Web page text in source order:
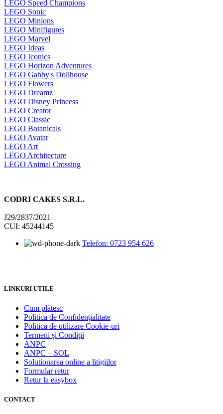
LEGO Speed Champions
LEGO Sonic
LEGO Minions
LEGO Minifigures
LEGO Marvel
LEGO Ideas
LEGO Iconics
LEGO Horizon Adventures
LEGO Gabby's Dollhouse
LEGO Flowers
LEGO Dreamz
LEGO Disney Princess
LEGO Creator
LEGO Classic
LEGO Botanicals
LEGO Avatar
LEGO Art
LEGO Architecture
LEGO Animal Crossing
CODRI CAKES S.R.L.
J29/2837/2021
CUI: 45244145
Telefon: 0723 954 626
LINKURI UTILE
Cum plătesc
Politica de Confidențialitate
Politica de utilizare Cookie-uri
Termeni și Condiții
ANPC
ANPC – SOL
Solutionarea online a litigiilor
Formular retur
Retur la easybox
CONTACT